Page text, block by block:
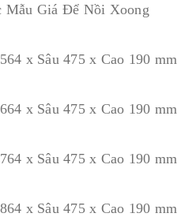
Mẫu Giá Để Nồi Xoong
x Sâu 475 x Cao 190 mm
x Sâu 475 x Cao 190 mm
x Sâu 475 x Cao 190 mm
x Sâu 475 x Cao 190 mm